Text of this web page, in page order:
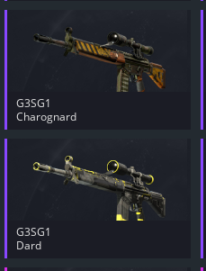
G3SG1
Charognard
G3SG1
Dard